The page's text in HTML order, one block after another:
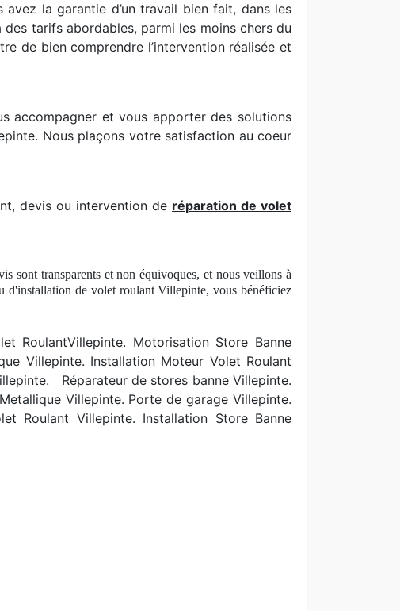
la garantie d’un travail bien fait, dans les
tarifs abordables, parmi les moins chers du
de bien comprendre l’intervention réalisée et
accompagner et vous apporter des solutions
Nous plaçons votre satisfaction au coeur
devis ou intervention de réparation de volet
sont transparents et non équivoques, et nous veillons à
d'installation de volet roulant Villepinte, vous bénéficiez
RoulantVillepinte. Motorisation Store Banne
Villepinte. Installation Moteur Volet Roulant
Réparateur de stores banne Villepinte.
Villepinte. Porte de garage Villepinte.
Roulant Villepinte. Installation Store Banne